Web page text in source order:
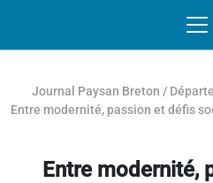
Journal Paysan Breton /
Entre modernité, passion et défis
Entre modernité,